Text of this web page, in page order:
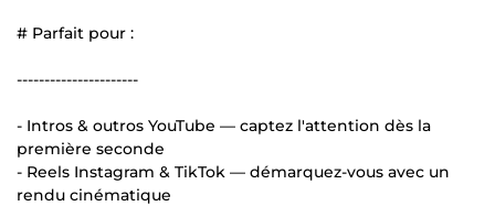
# Parfait pour :
----------------------
- Intros & outros YouTube — captez l'attention dès la
première seconde
- Reels Instagram & TikTok — démarquez-vous avec un
rendu cinématique